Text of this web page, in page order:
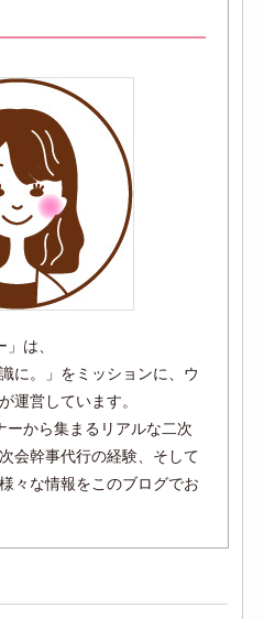
は、
に。」をミッションに、ウ
運営しています。
ーから集まるリアルな二次
会幹事代行の経験、そして
々な情報をこのブログでお